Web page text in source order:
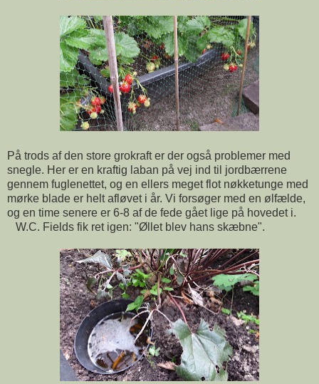
På trods af den store grokraft er der også problemer med
snegle. Her er en kraftig laban på vej ind til jordbærrene
gennem fuglenettet, og en ellers meget flot nøkketunge med
mørke blade er helt afløvet i år. Vi forsøger med en ølfælde,
og en time senere er 6-8 af de fede gået lige på hovedet i.
W.C. Fields fik ret igen: "Øllet blev hans skæbne".